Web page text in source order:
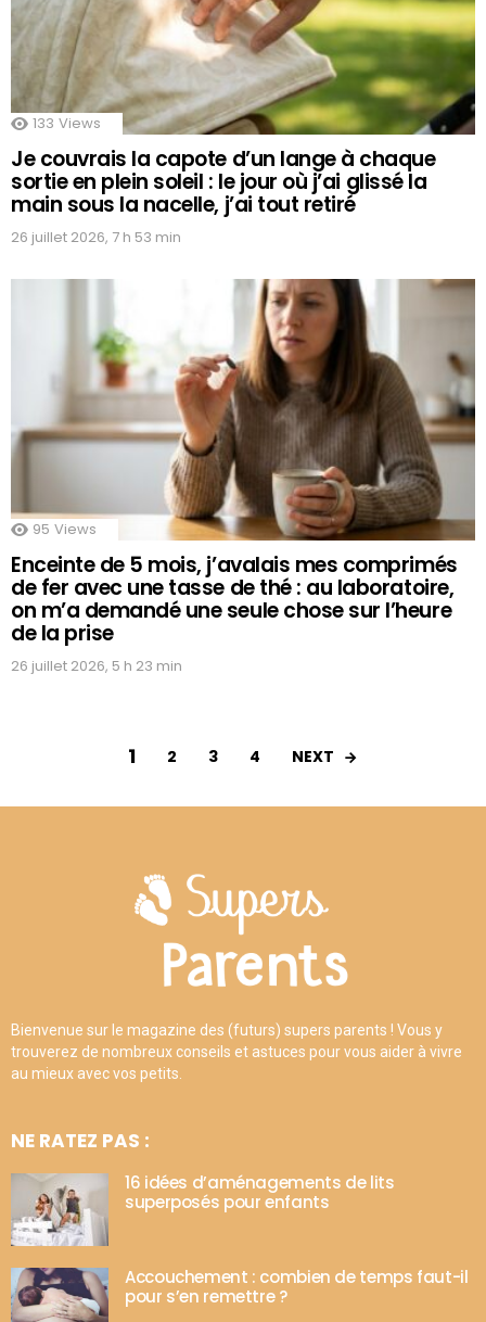
133 Views
Je couvrais la capote d’un lange à chaque
sortie en plein soleil : le jour où j’ai glissé la
main sous la nacelle, j’ai tout retiré
26 juillet 2026, 7 h 53 min
95 Views
Enceinte de 5 mois, j’avalais mes comprimés
de fer avec une tasse de thé : au laboratoire,
on m’a demandé une seule chose sur l’heure
de la prise
26 juillet 2026, 5 h 23 min
1 2 3 4 NEXT
Bienvenue sur le magazine des (futurs) supers parents ! Vous y
trouverez de nombreux conseils et astuces pour vous aider à vivre
au mieux avec vos petits.
NE RATEZ PAS :
16 idées d’aménagements de lits
superposés pour enfants
Accouchement : combien de temps faut-il
pour s’en remettre ?